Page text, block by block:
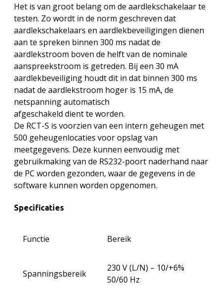
Het is van groot belang om de aardlekschakelaar te
testen. Zo wordt in de norm geschreven dat
aardlekschakelaars en aardlekbeveiligingen dienen
aan te spreken binnen 300 ms nadat de
aardlekstroom boven de helft van de nominale
aanspreekstroom is getreden. Bij een 30 mA
aardlekbeveiliging houdt dit in dat binnen 300 ms
nadat de aardlekstroom hoger is 15 mA, de
netspanning automatisch
afgeschakeld dient te worden.
De RCT-S is voorzien van een intern geheugen met
500 geheugenlocaties voor opslag van
meetgegevens. Deze kunnen eenvoudig met
gebruikmaking van de RS232-poort naderhand naar
de PC worden gezonden, waar de gegevens in de
software kunnen worden opgenomen.
Specificaties
Functie Bereik
Spanningsbereik
230 V (L/N) – 10/+6%
50/60 Hz